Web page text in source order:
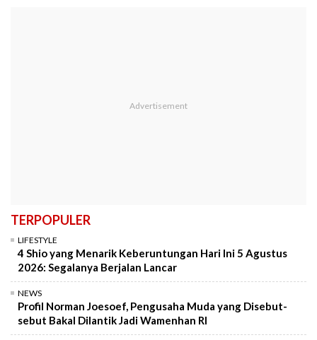
TERPOPULER
LIFESTYLE
4 Shio yang Menarik Keberuntungan Hari Ini 5 Agustus
2026: Segalanya Berjalan Lancar
NEWS
Profil Norman Joesoef, Pengusaha Muda yang Disebut-
sebut Bakal Dilantik Jadi Wamenhan RI